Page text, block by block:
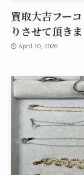
買取大吉フー
りさせて頂きま
April 10, 2026